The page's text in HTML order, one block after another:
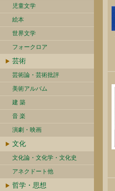
児童文学
絵本
世界文学
フォークロア
芸術
芸術論・芸術批評
美術アルバム
建 築
音 楽
演劇・映画
文化
文化論・文化学・文化史
アネクドート他
哲学・思想